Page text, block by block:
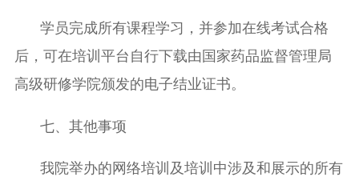
学员完成所有课程学习，并参加在线考试合格
后，可在培训平台自行下载由国家药品监督管理局
高级研修学院颁发的电子结业证书。
七、其他事项
我院举办的网络培训及培训中涉及和展示的所有